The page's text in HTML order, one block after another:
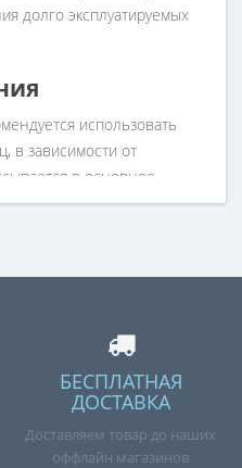
долго эксплуатируемых
использовать
в зависимости от
в основное
порошка. При этом режим
"Дополнительное
с нагревательного
Чистый
меньшее число
БЕСПЛАТНАЯ
ДОСТАВКА
Доставляем товар до наших
оффлайн магазинов